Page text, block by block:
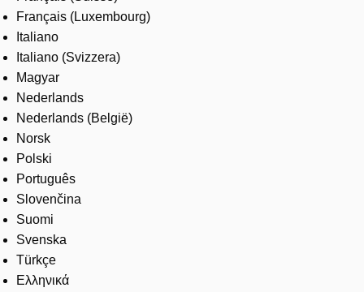
Français (Luxembourg)
Italiano
Italiano (Svizzera)
Magyar
Nederlands
Nederlands (België)
Norsk
Polski
Português
Slovenčina
Suomi
Svenska
Türkçe
Ελληνικά